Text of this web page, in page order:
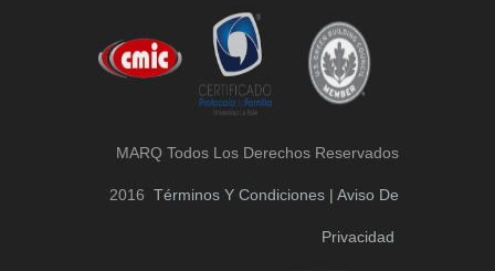
MARQ Todos Los Derechos Reservados
2016 Términos Y Condiciones | Aviso De
Privacidad